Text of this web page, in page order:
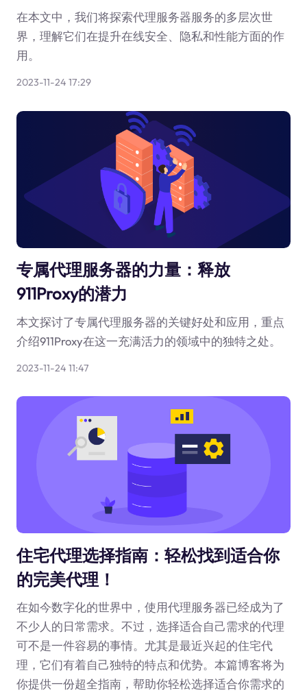
在本文中，我们将探索代理服务器服务的多层次世
界，理解它们在提升在线安全、隐私和性能方面的作
用。
2023-11-24 17:29
专属代理服务器的力量：释放
911Proxy的潜力
本文探讨了专属代理服务器的关键好处和应用，重点
介绍911Proxy在这一充满活力的领域中的独特之处。
2023-11-24 11:47
住宅代理选择指南：轻松找到适合你
的完美代理！
在如今数字化的世界中，使用代理服务器已经成为了
不少人的日常需求。不过，选择适合自己需求的代理
可不是一件容易的事情。尤其是最近兴起的住宅代
理，它们有着自己独特的特点和优势。本篇博客将为
你提供一份超全指南，帮助你轻松选择适合你需求的